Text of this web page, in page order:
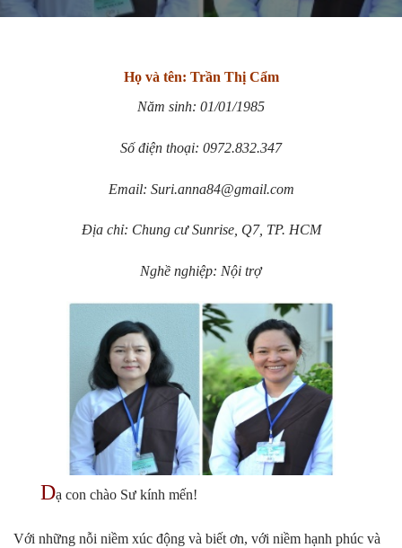
Họ và tên: Trần Thị Cẩm
Năm sinh: 01/01/1985
Số điện thoại: 0972.832.347
Email: Suri.anna84@gmail.com
Địa chỉ: Chung cư Sunrise, Q7, TP. HCM
Nghề nghiệp: Nội trợ
Dạ con chào Sư kính mến!
Với những nỗi niềm xúc động và biết ơn, với niềm hạnh phúc và